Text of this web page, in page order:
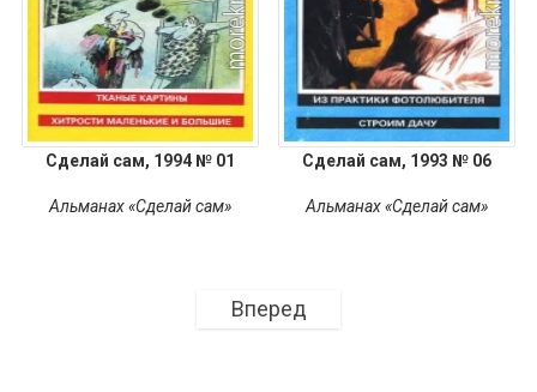
Сделай сам, 1994 № 01
Альманах «Сделай сам»
Сделай сам, 1993 № 06
Альманах «Сделай сам»
Вперед